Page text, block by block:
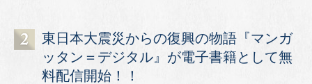
東日本大震災からの復興の物語『マンガ
ッタン＝デジタル』が電子書籍として無
料配信開始！！